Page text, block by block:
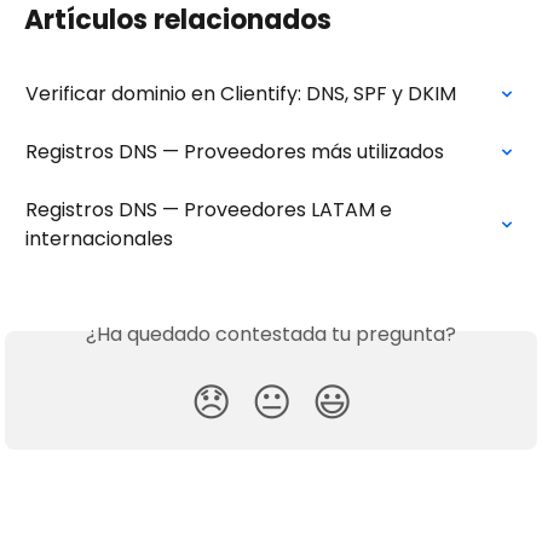
Artículos relacionados
Verificar dominio en Clientify: DNS, SPF y DKIM
Registros DNS — Proveedores más utilizados
Registros DNS — Proveedores LATAM e
internacionales
¿Ha quedado contestada tu pregunta?
😞 😐 😃